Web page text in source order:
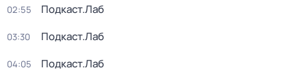
02:55 Подкаст.Лаб
03:30 Подкаст.Лаб
04:05 Подкаст.Лаб